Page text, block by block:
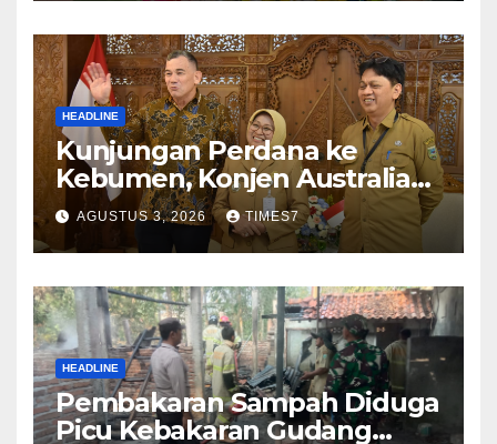
HEADLINE
Kunjungan Perdana ke
Kebumen, Konjen Australia
Jajaki Kerja Sama Pariwisata
hingga Pendidikan
AGUSTUS 3, 2026 TIMES7
HEADLINE
Pembakaran Sampah Diduga
Picu Kebakaran Gudang